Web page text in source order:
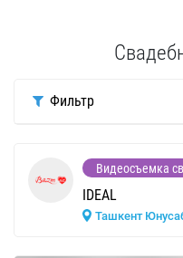
Фильтр
Видеосъемка
IDEAL
Ташкент